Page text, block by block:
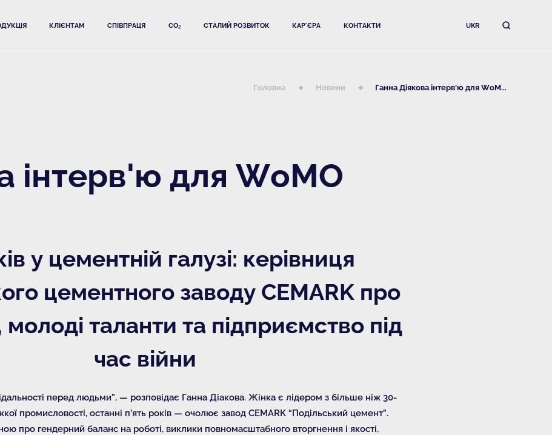
КЛІЄНТАМ СПІВПРАЦЯ CO₂ СТАЛИЙ РОЗВИТОК КАР'ЄРА КОНТАКТИ UKR
Головна Новини Ганна Діякова інтерв'ю для WoM...
інтерв'ю для WoMO
у цементній галузі: керівниця
цементного заводу CEMARK про
молоді таланти та підприємство під
час війни
перед людьми”, — розповідає Ганна Діакова. Жінка є лідером з більше ніж 30-
промисловості, останні п’ять років — очолює завод CEMARK “Подільський цемент”.
про гендерний баланс на роботі, виклики повномасштабного вторгнення і якості,